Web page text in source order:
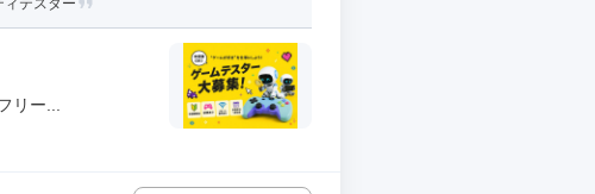
テスター
リー...